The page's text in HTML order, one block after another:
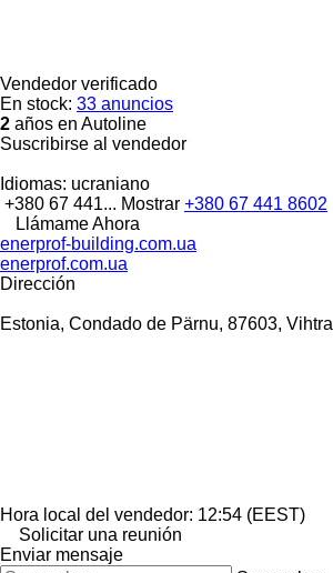
Vendedor verificado
En stock: 33 anuncios
2 años en Autoline
Suscribirse al vendedor
Idiomas: ucraniano
+380 67 441... Mostrar +380 67 441 8602
Llámame Ahora
enerprof-building.com.ua
enerprof.com.ua
Dirección
Estonia, Condado de Pärnu, 87603, Vihtra
Hora local del vendedor: 12:54 (EEST)
Solicitar una reunión
Enviar mensaje